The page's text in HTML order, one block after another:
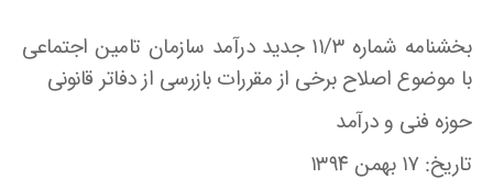
بخشنامه شماره ۱۱/۳ جدید درآمد سازمان تامین اجتماعی
با موضوع اصلاح برخی از مقررات بازرسی از دفاتر قانونی
حوزه فنی و درآمد
تاریخ: ۱۷ بهمن ۱۳۹۴